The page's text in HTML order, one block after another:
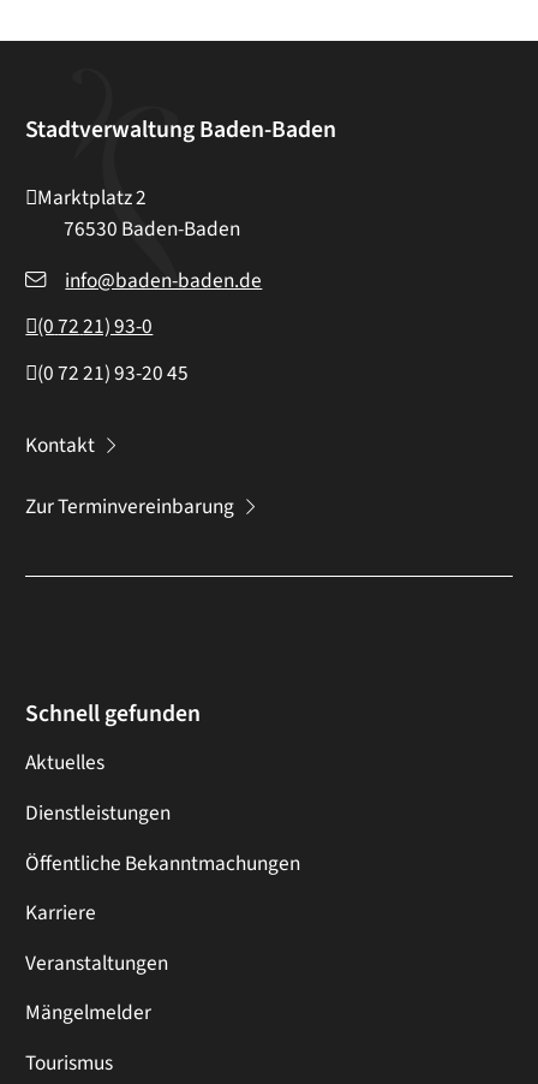
Stadtverwaltung Baden-Baden
Marktplatz 2
76530 Baden-Baden
info@baden-baden.de
(07221) 93-0
(07221) 93-2045
Kontakt
Zur Terminvereinbarung
Schnell gefunden
Aktuelles
Dienstleistungen
Öffentliche Bekanntmachungen
Karriere
Veranstaltungen
Mängelmelder
Tourismus